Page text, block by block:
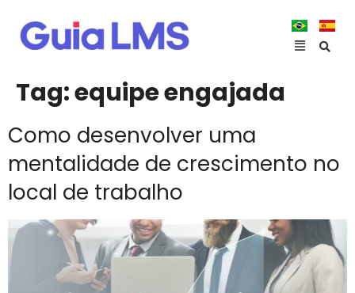
Tag:equipe engajada
Como desenvolver uma
mentalidade de crescimento no
local de trabalho